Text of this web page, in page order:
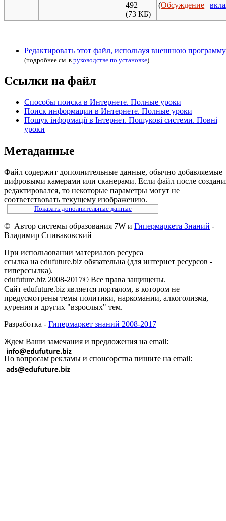
492
(73 КБ)
(Обсуждение |
Редактировать этот файл, используя внешнюю программу
(подробнее см. в руководстве по установке)
Ссылки на файл
Способы поиска в Интернете. Полные уроки
Поиск информации в Интернете. Полные уроки
Пошук інформації в Інтернет. Пошукові системи. Повні
уроки
Метаданные
Файл содержит дополнительные данные, обычно добавляемые
цифровыми камерами или сканерами. Если файл после
редактировался, то некоторые параметры могут не
соответствовать текущему изображению.
Показать дополнительные данные
© Автор системы образования 7W и Гипермаркета Знаний -
Владимир Спиваковский
При использовании материалов ресурса
ссылка на edufuture.biz обязательна (для интернет ресурсов -
гиперссылка).
edufuture.biz 2008-2017© Все права защищены.
Сайт edufuture.biz является порталом, в котором не
предусмотрены темы политики, наркомании, алкоголизма,
курения и других "взрослых" тем.
Разработка - Гипермаркет знаний 2008-2017
Ждем Ваши замечания и предложения на email:
По вопросам рекламы и спонсорства пишите на email: